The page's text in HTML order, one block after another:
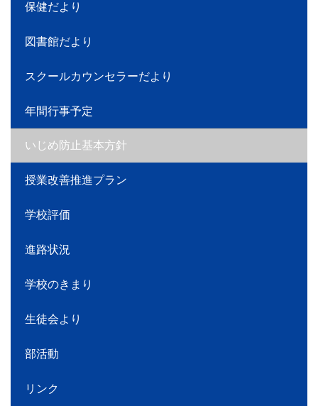
保健だより
図書館だより
スクールカウンセラーだより
年間行事予定
いじめ防止基本方針
授業改善推進プラン
学校評価
進路状況
学校のきまり
生徒会より
部活動
リンク